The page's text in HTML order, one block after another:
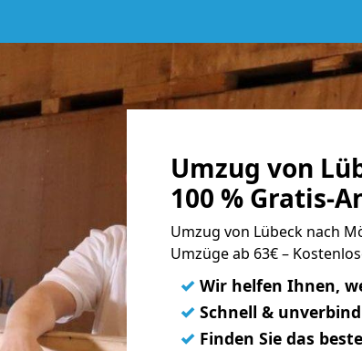
Umzug von
100 % Gratis-
Umzug von Lübeck nach
Umzüge ab 63€ –
✓ Wir helfen Ihnen,
✓ Schnell &
✓ Finden Sie das